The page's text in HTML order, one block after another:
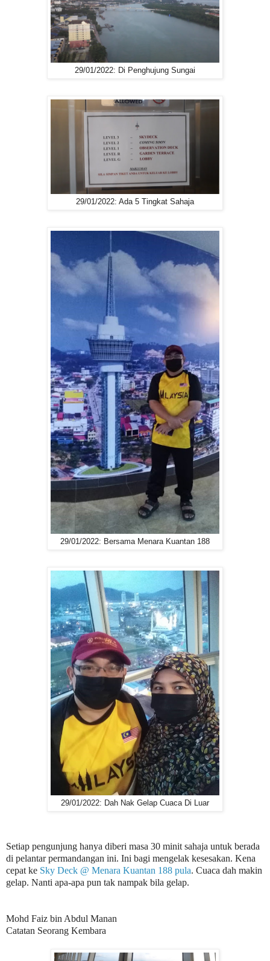
29/01/2022: Di Penghujung Sungai
29/01/2022: Ada 5 Tingkat Sahaja
29/01/2022: Bersama Menara Kuantan 188
29/01/2022: Dah Nak Gelap Cuaca Di Luar
Setiap pengunjung hanya diberi masa 30 minit sahaja untuk berada
di pelantar permandangan ini. Ini bagi mengelak kesesakan. Kena
cepat ke Sky Deck @ Menara Kuantan 188 pula. Cuaca dah makin
gelap. Nanti apa-apa pun tak nampak bila gelap.
Mohd Faiz bin Abdul Manan
Catatan Seorang Kembara